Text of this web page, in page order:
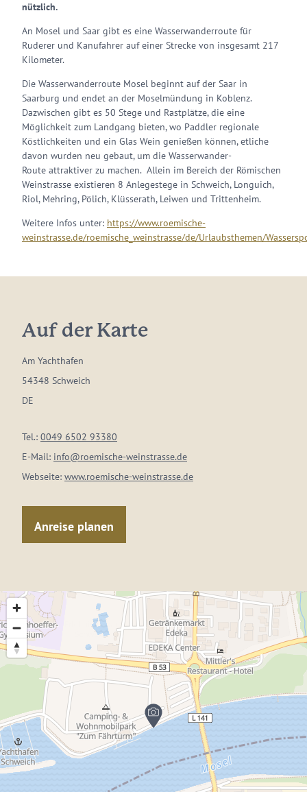
nützlich.
An Mosel und Saar gibt es eine Wasserwanderroute für
Ruderer und Kanufahrer auf einer Strecke von insgesamt 217
Kilometer.
Die Wasserwanderroute Mosel beginnt auf der Saar in
Saarburg und endet an der Moselmündung in Koblenz.
Dazwischen gibt es 50 Stege und Rastplätze, die eine
Möglichkeit zum Landgang bieten, wo Paddler regionale
Köstlichkeiten und ein Glas Wein genießen können, etliche
davon wurden neu gebaut, um die Wasserwander-
Route attraktiver zu machen. Allein im Bereich der Römischen
Weinstrasse existieren 8 Anlegestege in Schweich, Longuich,
Riol, Mehring, Pölich, Klüsserath, Leiwen und Trittenheim.
Weitere Infos unter: https://www.roemische-
weinstrasse.de/roemische_weinstrasse/de/Urlaubsthemen/
Auf der Karte
Am Yachthafen
54348 Schweich
DE
Tel.: 0049 6502 93380
E-Mail: info@roemische-weinstrasse.de
Webseite: www.roemische-weinstrasse.de
Anreise planen